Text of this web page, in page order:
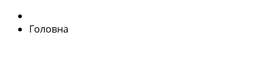
Головна